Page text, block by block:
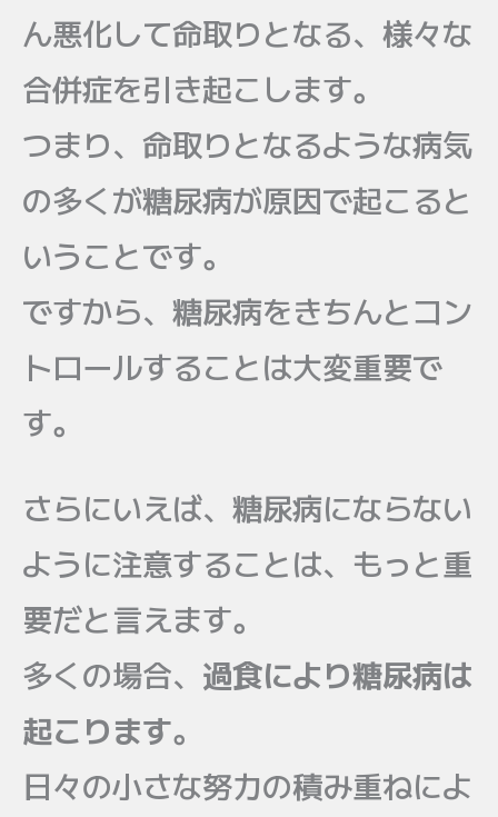
ん悪化して命取りとなる、様々な
合併症を引き起こします。
つまり、命取りとなるような病気
の多くが糖尿病が原因で起こると
いうことです。
ですから、糖尿病をきちんとコン
トロールすることは大変重要で
す。
さらにいえば、糖尿病にならない
ように注意することは、もっと重
要だと言えます。
多くの場合、 過食により糖尿病は
起こります。
日々の小さな努力の積み重ねによ